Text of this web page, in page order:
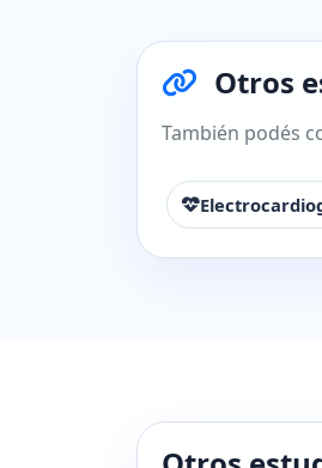
Otros
También podés